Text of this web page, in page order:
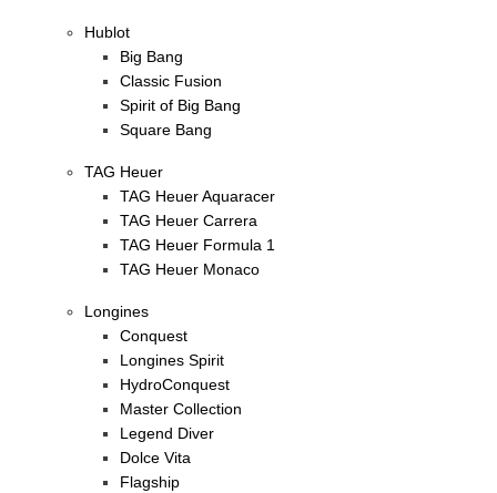
Hublot
Big Bang
Classic Fusion
Spirit of Big Bang
Square Bang
TAG Heuer
TAG Heuer Aquaracer
TAG Heuer Carrera
TAG Heuer Formula 1
TAG Heuer Monaco
Longines
Conquest
Longines Spirit
HydroConquest
Master Collection
Legend Diver
Dolce Vita
Flagship